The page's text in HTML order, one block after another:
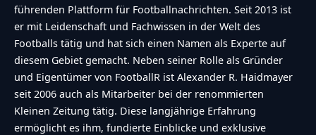
führenden Plattform für Footballnachrichten. Seit 2013 ist
er mit Leidenschaft und Fachwissen in der Welt des
Footballs tätig und hat sich einen Namen als Experte auf
diesem Gebiet gemacht. Neben seiner Rolle als Gründer
und Eigentümer von FootballR ist Alexander R. Haidmayer
seit 2006 auch als Mitarbeiter bei der renommierten
Kleinen Zeitung tätig. Diese langjährige Erfahrung
ermöglicht es ihm, fundierte Einblicke und exklusive